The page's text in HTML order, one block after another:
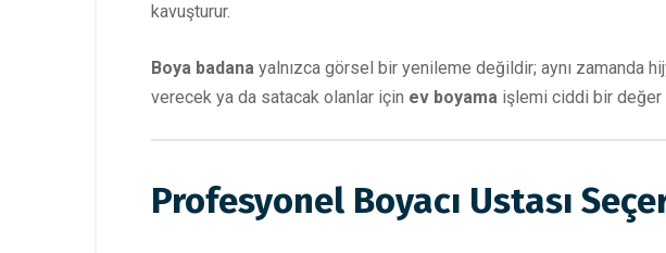
kavuşturur.
Boya badana yalnızca görsel bir yenileme değildir; aynı zamanda
verecek ya da satacak olanlar için ev boyama işlemi ciddi bir değer
Profesyonel Boyacı Ustası